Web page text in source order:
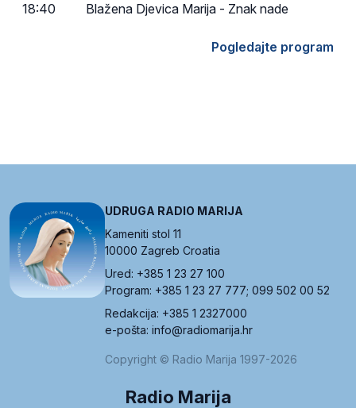
18:40 Blažena Djevica Marija - Znak nade
Pogledajte program
UDRUGA RADIO MARIJA
Kameniti stol 11
10000 Zagreb Croatia
Ured: +385 1 23 27 100
Program: +385 1 23 27 777; 099 502 00 52
Redakcija: +385 1 2327000
e-pošta: info@radiomarija.hr
Copyright © Radio Marija 1997-2026
Radio Marija